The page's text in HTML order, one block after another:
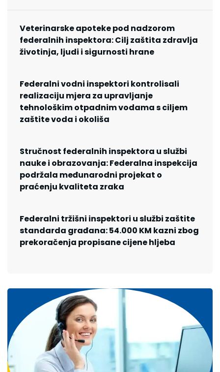
Veterinarske apoteke pod nadzorom
federalnih inspektora: Cilj zaštita zdravlja
životinja, ljudi i sigurnosti hrane
Federalni vodni inspektori kontrolisali
realizaciju mjera za upravljanje
tehnološkim otpadnim vodama s ciljem
zaštite voda i okoliša
Stručnost federalnih inspektora u službi
nauke i obrazovanja: Federalna inspekcija
podržala međunarodni projekat o
praćenju kvaliteta zraka
Federalni tržišni inspektori u službi zaštite
standarda građana: 54.000 KM kazni zbog
prekoračenja propisane cijene hljeba